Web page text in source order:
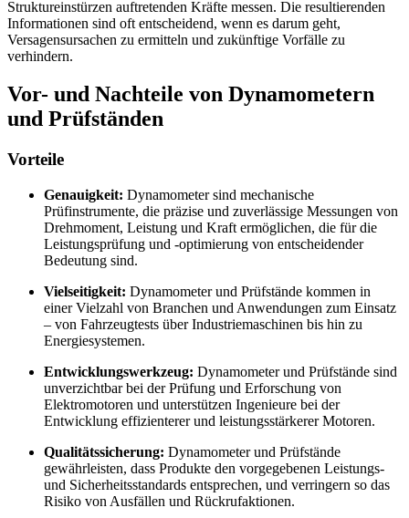
Struktureinstürzen auftretenden Kräfte messen. Die resultierenden
Informationen sind oft entscheidend, wenn es darum geht,
Versagensursachen zu ermitteln und zukünftige Vorfälle zu
verhindern.
Vor- und Nachteile von Dynamometern
und Prüfständen
Vorteile
Genauigkeit: Dynamometer sind mechanische
Prüfinstrumente, die präzise und zuverlässige Messungen von
Drehmoment, Leistung und Kraft ermöglichen, die für die
Leistungsprüfung und -optimierung von entscheidender
Bedeutung sind.
Vielseitigkeit: Dynamometer und Prüfstände kommen in
einer Vielzahl von Branchen und Anwendungen zum Einsatz
– von Fahrzeugtests über Industriemaschinen bis hin zu
Energiesystemen.
Entwicklungswerkzeug: Dynamometer und Prüfstände sind
unverzichtbar bei der Prüfung und Erforschung von
Elektromotoren und unterstützen Ingenieure bei der
Entwicklung effizienterer und leistungsstärkerer Motoren.
Qualitätssicherung: Dynamometer und Prüfstände
gewährleisten, dass Produkte den vorgegebenen Leistungs-
und Sicherheitsstandards entsprechen, und verringern so das
Risiko von Ausfällen und Rückrufaktionen.